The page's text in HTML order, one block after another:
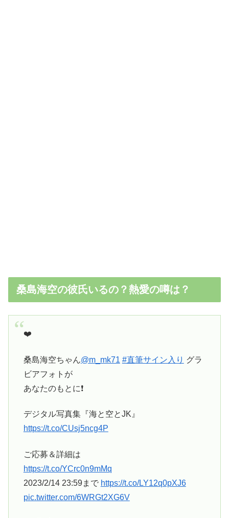
桑島海空の彼氏いるの？熱愛の噂は？
❤️
桑島海空ちゃん@m_mk71 #直筆サイン入り グラ
ビアフォトが
あなたのもとに❗️
デジタル写真集『海と空とJK』
https://t.co/CUsj5ncg4P
ご応募＆詳細は
https://t.co/YCrc0n9mMq
2023/2/14 23:59まで https://t.co/LY12q0pXJ6
pic.twitter.com/6WRGt2XG6V